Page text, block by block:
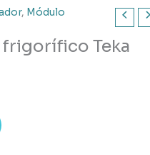
, Módulo
Teka